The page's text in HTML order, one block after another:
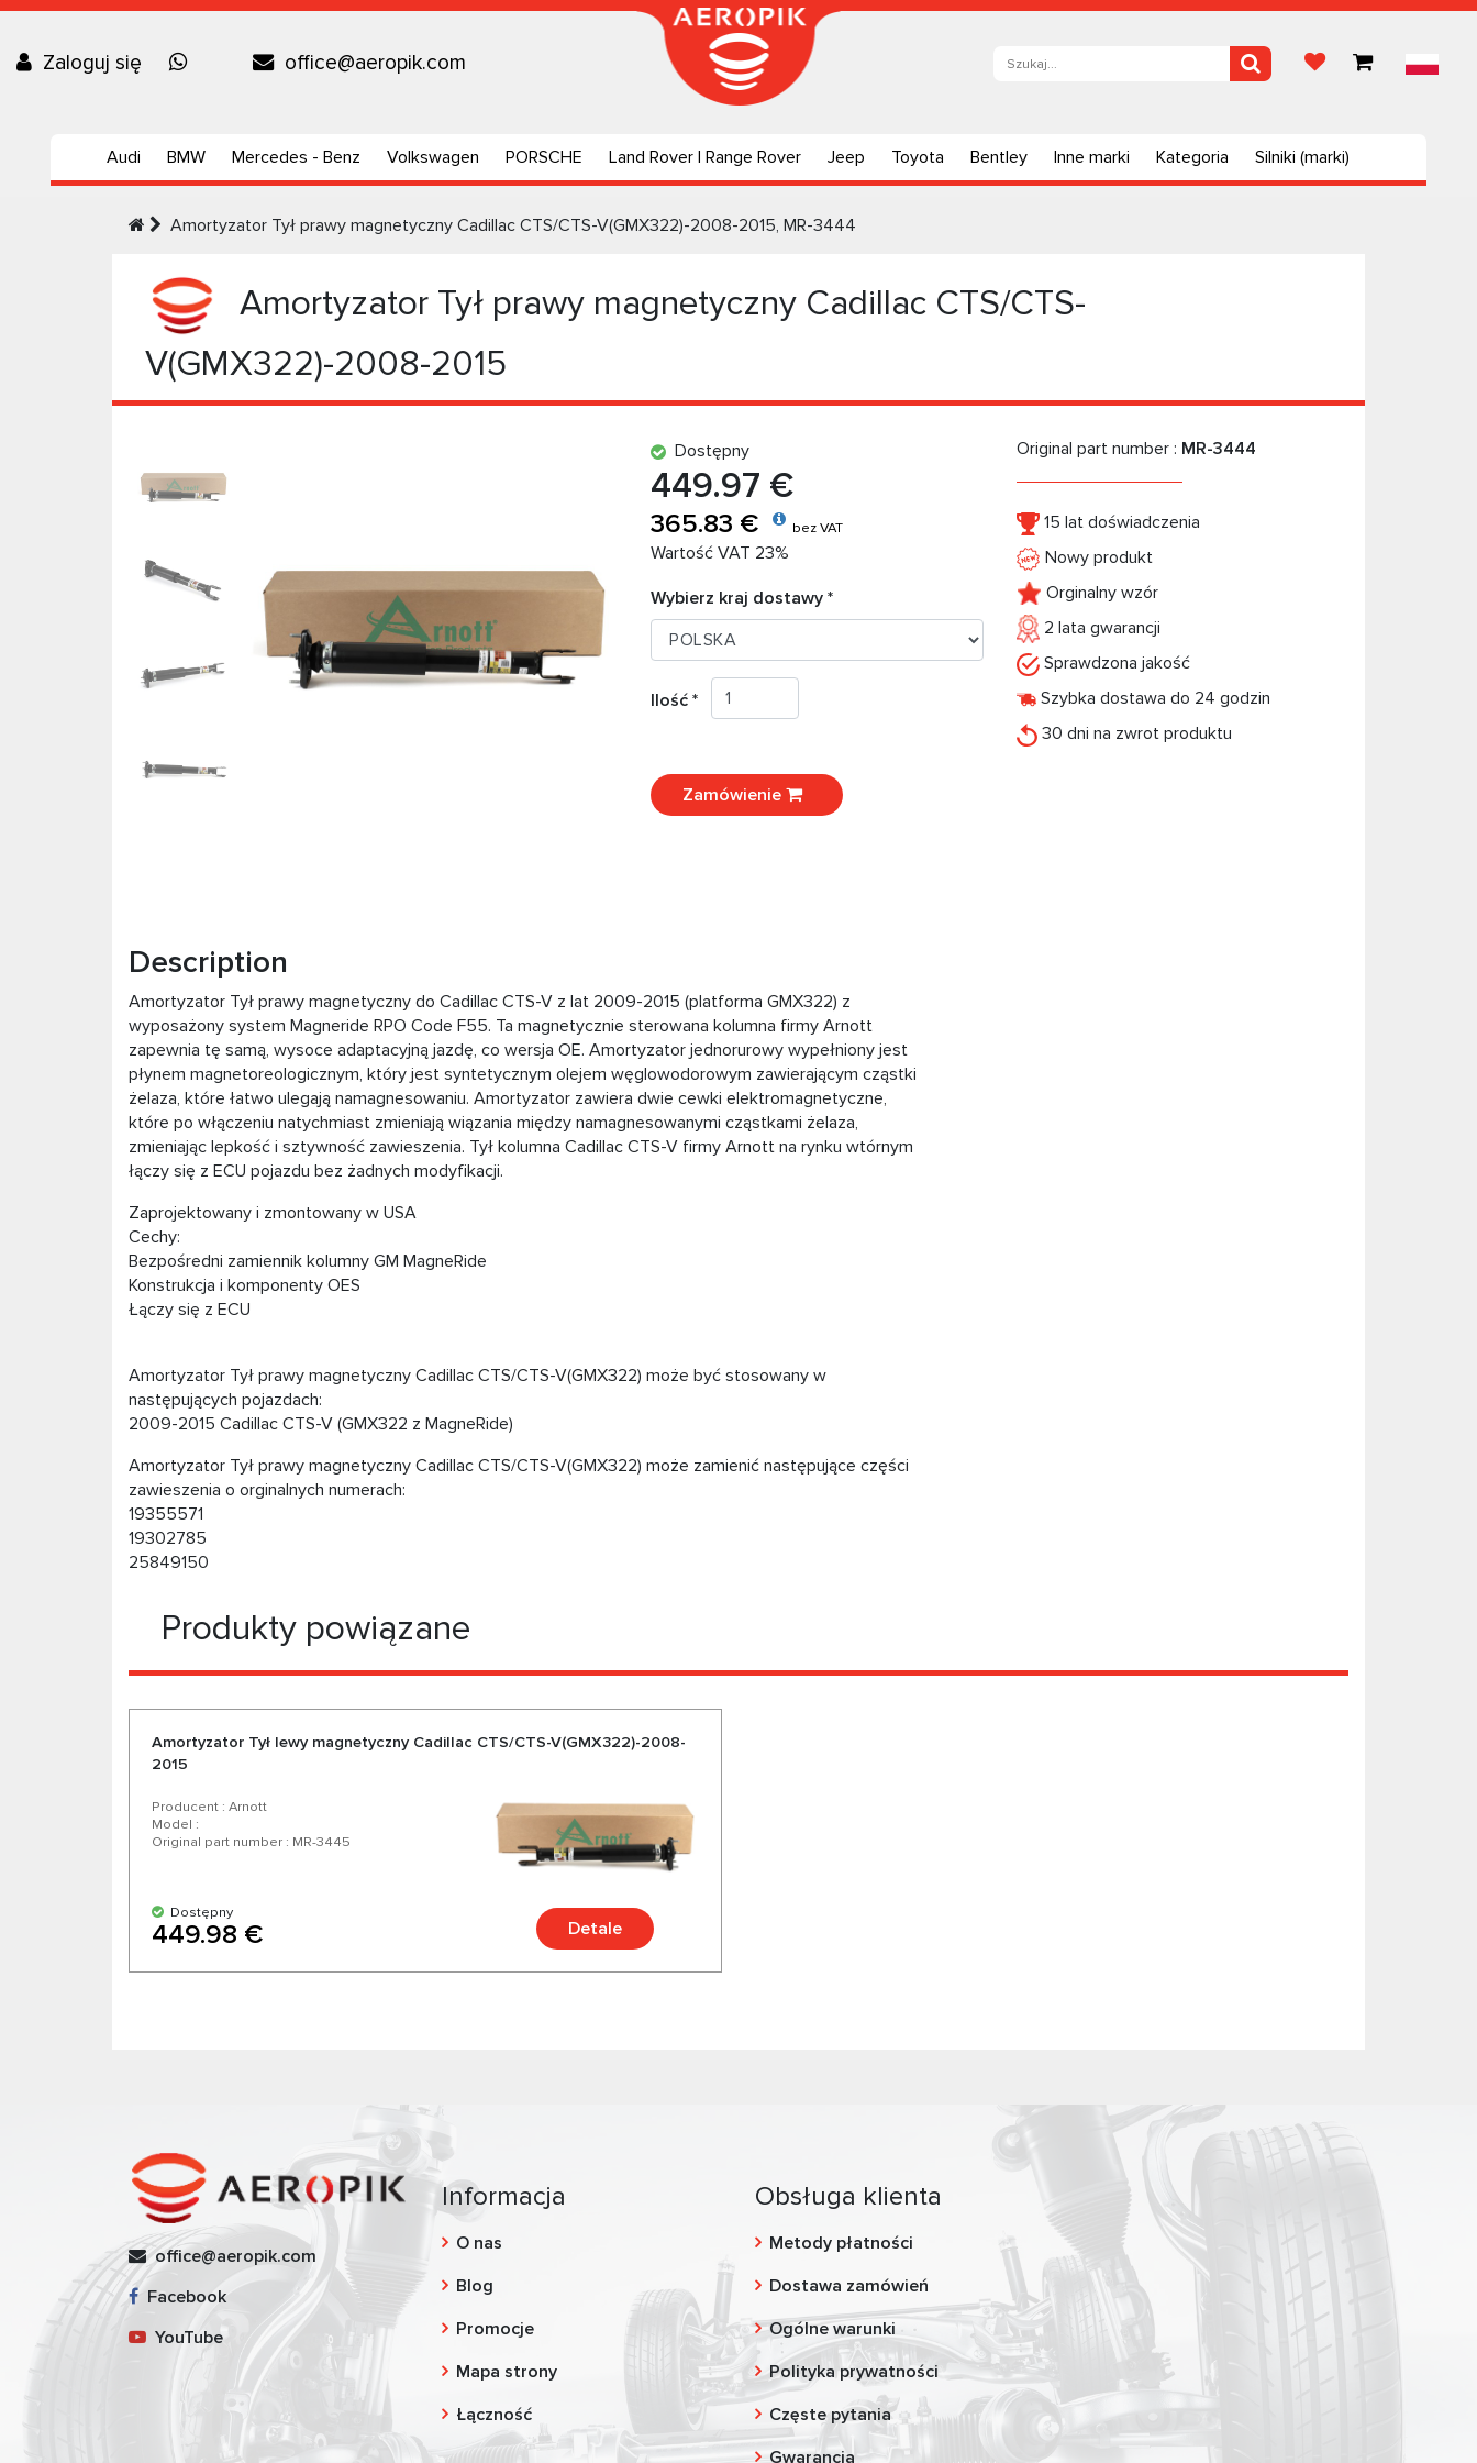
Zaloguj się office@aeropik.com
Audi BMW Mercedes - Benz Volkswagen PORSCHE Land Rover | Range Rover Jeep Toyota Bentley Inne marki Kategoria Silniki (marki)
Amortyzator Tył prawy magnetyczny Cadillac CTS/CTS-V(GMX322)-2008-2015, MR-3444
Amortyzator Tył prawy magnetyczny Cadillac CTS/CTS-
V(GMX322)-2008-2015
Dostępny
449.97 €
365.83 € bez VAT
Wartość VAT 23%
Wybierz kraj dostawy *
Ilość *
Zamówienie
Original part number : MR-3444
15 lat doświadczenia
Nowy produkt
Orginalny wzór
2 lata gwarancji
Sprawdzona jakość
Szybka dostawa do 24 godzin
30 dni na zwrot produktu
Description
Amortyzator Tył prawy magnetyczny do Cadillac CTS-V z lat 2009-2015 (platforma GMX322) z
wyposażony system Magneride RPO Code F55. Ta magnetycznie sterowana kolumna firmy Arnott
zapewnia tę samą, wysoce adaptacyjną jazdę, co wersja OE. Amortyzator jednorurowy wypełniony jest
płynem magnetoreologicznym, który jest syntetycznym olejem węglowodorowym zawierającym cząstki
żelaza, które łatwo ulegają namagnesowaniu. Amortyzator zawiera dwie cewki elektromagnetyczne,
które po włączeniu natychmiast zmieniają wiązania między namagnesowanymi cząstkami żelaza,
zmieniając lepkość i sztywność zawieszenia. Tył kolumna Cadillac CTS-V firmy Arnott na rynku wtórnym
łączy się z ECU pojazdu bez żadnych modyfikacji.
Zaprojektowany i zmontowany w USA
Cechy:
Bezpośredni zamiennik kolumny GM MagneRide
Konstrukcja i komponenty OES
Łączy się z ECU
Amortyzator Tył prawy magnetyczny Cadillac CTS/CTS-V(GMX322) może być stosowany w
następujących pojazdach:
2009-2015 Cadillac CTS-V (GMX322 z MagneRide)
Amortyzator Tył prawy magnetyczny Cadillac CTS/CTS-V(GMX322) może zamienić następujące części
zawieszenia o orginalnych numerach:
19355571
19302785
25849150
Produkty powiązane
Amortyzator Tył lewy magnetyczny Cadillac CTS/CTS-V(GMX322)-2008-
2015
Producent : Arnott
Model :
Original part number : MR-3445
Dostępny
449.98 € Detale
office@aeropik.com
Facebook
YouTube
Informacja
O nas
Blog
Promocje
Mapa strony
Łączność
Obsługa klienta
Metody płatności
Dostawa zamówień
Ogólne warunki
Polityka prywatności
Częste pytania
Gwarancja